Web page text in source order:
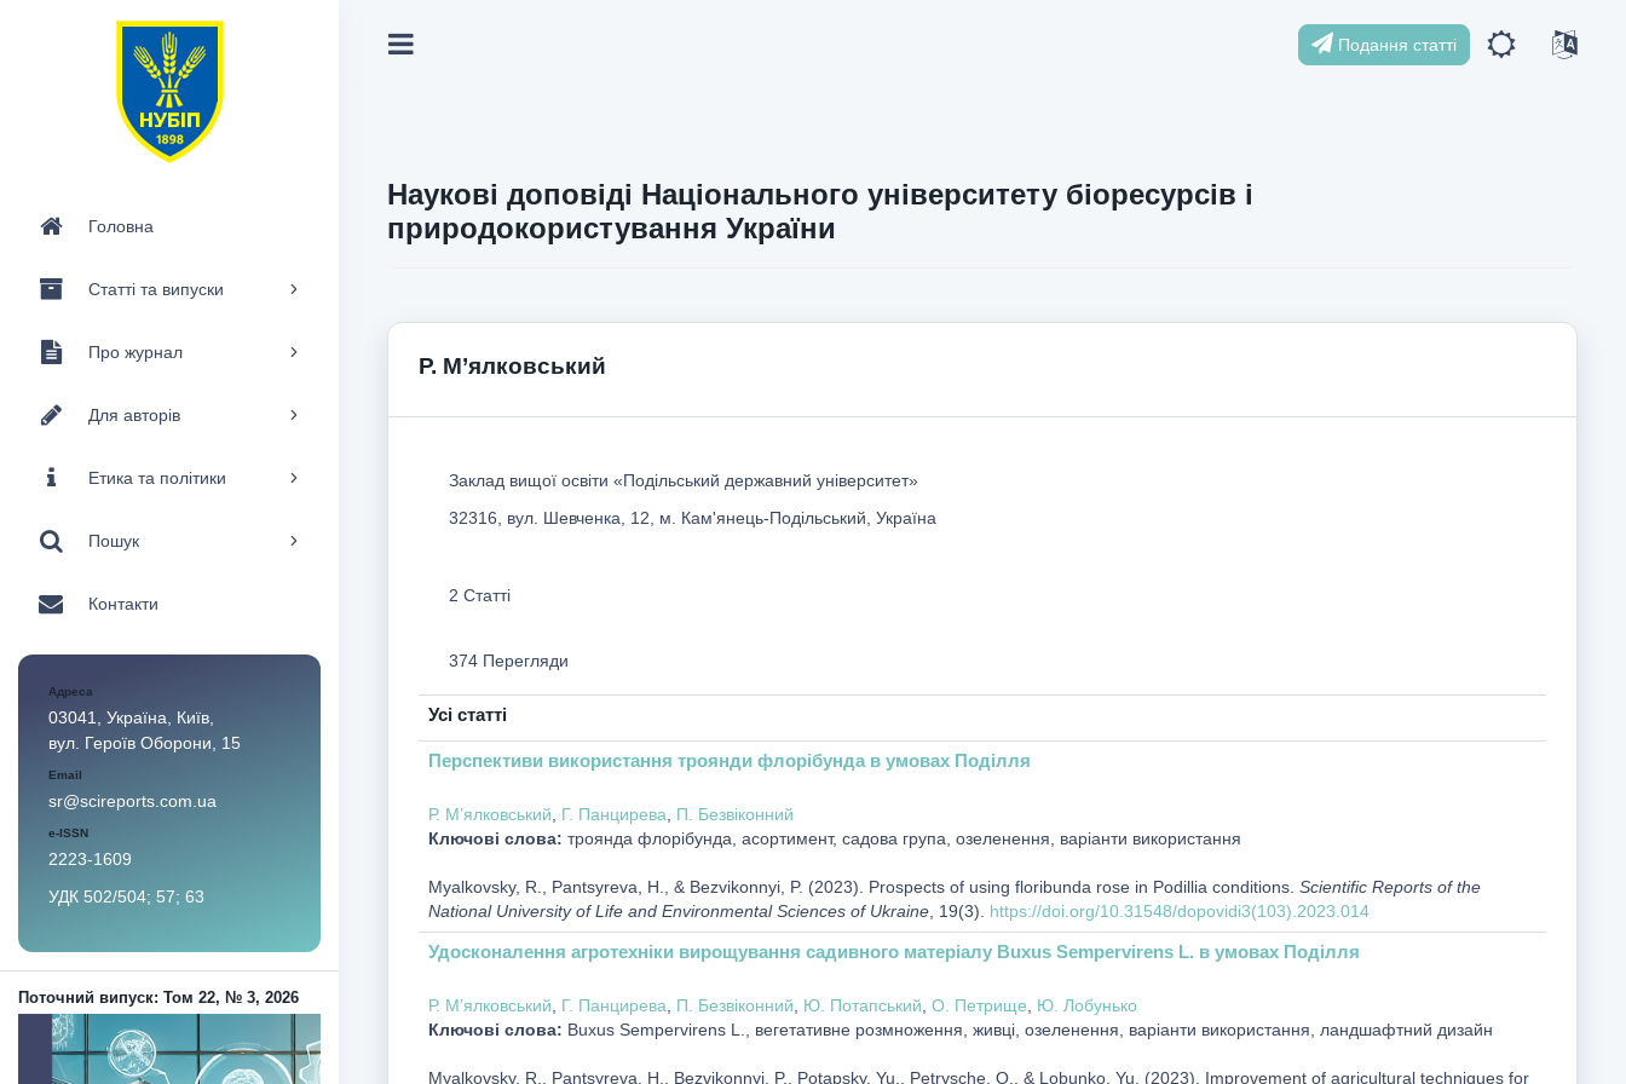
Головна
Статті та випуски
Про журнал
Для авторів
Етика та політики
Пошук
Контакти
Адреса
03041, Україна, Київ,
вул. Героїв Оборони, 15
Email
sr@scireports.com.ua
e-ISSN
2223-1609
УДК 502/504; 57; 63
Поточний випуск: Том 22, № 3, 2026
Подання статті
Наукові доповіді Національного університету біоресурсів і
природокористування України
Р. М’ялковський
Заклад вищої освіти «Подільський державний університет»
32316, вул. Шевченка, 12, м. Кам'янець-Подільський, Україна
2 Статті
374 Перегляди
Усі статті
Перспективи використання троянди флорібунда в умовах Поділля
Р. М’ялковський Г. Панцирева
П. Безвіконний
Ключові слова: троянда флорібунда, асортимент, садова група, озеленення, варіанти використання
Myalkovsky, R., Pantsyreva, H., & Bezvikonnyi, P. (2023). Prospects of using floribunda rose in Podillia conditions. Scientific Reports of the
National University of Life and Environmental Sciences of Ukraine, 19(3). https://doi.org/10.31548/dopovidi3(103).2023.014
Удосконалення агротехніки вирощування садивного матеріалу Buxus Sempervirens L. в умовах Поділля
Р. М’ялковський Г. Панцирева П. Безвіконний Ю. Потапський О. Петрище
Ю. Лобунько
Ключові слова: Buxus Sempervirens L., вегетативне розмноження, живці, озеленення, варіанти використання, ландшафтний дизайн
Myalkovsky, R., Pantsyreva, H., Bezvikonnyi, P., Potapsky, Yu., Petrysche, O., & Lobunko, Yu. (2023). Improvement of agricultural techniques for